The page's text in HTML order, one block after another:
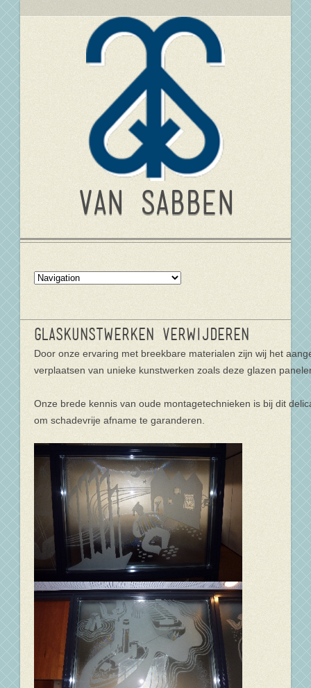
Van Sabben
Glaskunstwerken verwijderen
Door onze ervaring met breekbare materialen zijn wij het
verplaatsen van unieke kunstwerken zoals deze glazen
Onze brede kennis van oude montagetechnieken is bij dit
om schadevrije afname te garanderen.